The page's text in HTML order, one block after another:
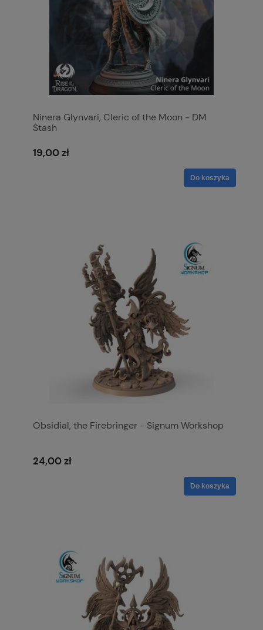
Ninera Glynvari, Cleric of the Moon - DM
Stash
19,00 zł
Do koszyka
Obsidial, the Firebringer - Signum Workshop
24,00 zł
Do koszyka